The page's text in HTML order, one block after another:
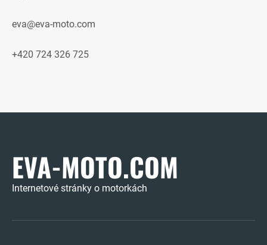
eva@eva-moto.com
+420 724 326 725
EVA-MOTO.COM
Internetové stránky o motorkách